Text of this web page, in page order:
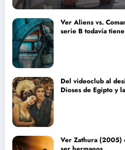
Ver Aliens vs.
serie B todavía
Del videoclub al
Dioses de Egipto y
Ver Zathura (2005)